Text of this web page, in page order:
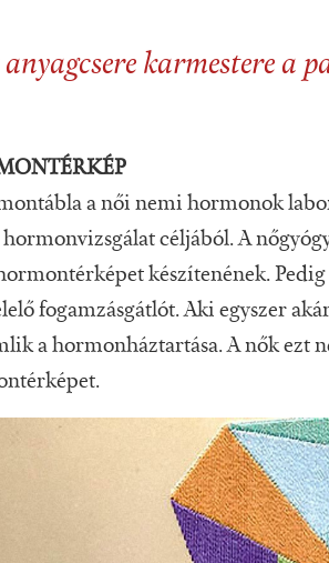
karmestere a
a női nemi hormonok
céljából. A
készítenének.
fogamzásgátlót. Aki egyszer
a hormonháztartása. A nők ezt